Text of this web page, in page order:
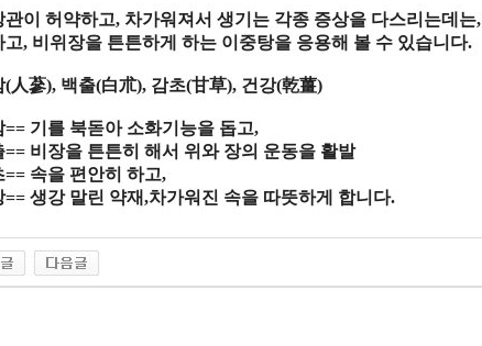
관이 허약하고, 차가워져서 생기는 각종 증상을 다스리는데는,
고, 비위장을 튼튼하게 하는 이중탕을 응용해 볼 수 있습니다.
(人蔘), 백출(白朮), 감초(甘草), 건강(乾薑)
== 기를 북돋아 소화기능을 돕고,
== 비장을 튼튼히 해서 위와 장의 운동을 활발
== 속을 편안히 하고,
== 생강 말린 약재,차가워진 속을 따뜻하게 합니다.